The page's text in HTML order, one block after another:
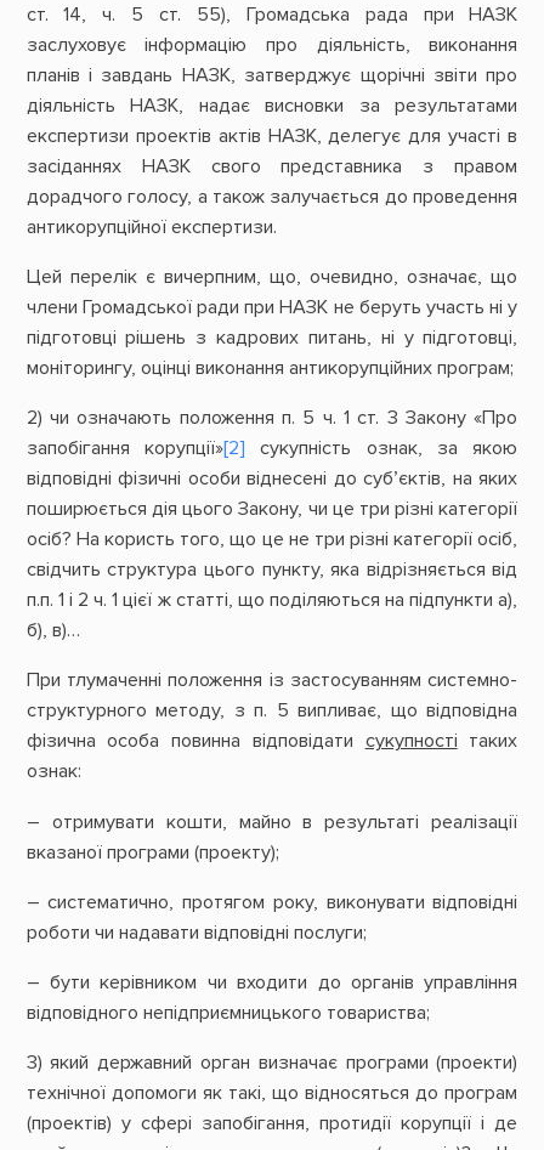
ст. 14, ч. 5 ст. 55), Громадська рада при НАЗК
заслуховує інформацію про діяльність, виконання
планів і завдань НАЗК, затверджує щорічні звіти про
діяльність НАЗК, надає висновки за результатами
експертизи проектів актів НАЗК, делегує для участі в
засіданнях НАЗК свого представника з правом
дорадчого голосу, а також залучається до проведення
антикорупційної експертизи.
Цей перелік є вичерпним, що, очевидно, означає, що
члени Громадської ради при НАЗК не беруть участь ні у
підготовці рішень з кадрових питань, ні у підготовці,
моніторингу, оцінці виконання антикорупційних програм;
2) чи означають положення п. 5 ч. 1 ст. 3 Закону «Про
запобігання корупції»[2] сукупність ознак, за якою
відповідні фізичні особи віднесені до суб’єктів, на яких
поширюється дія цього Закону, чи це три різні категорії
осіб? На користь того, що це не три різні категорії осіб,
свідчить структура цього пункту, яка відрізняється від
п.п. 1 і 2 ч. 1 цієї ж статті, що поділяються на підпункти а),
б), в)…
При тлумаченні положення із застосуванням системно-
структурного методу, з п. 5 випливає, що відповідна
фізична особа повинна відповідати сукупності таких
ознак:
– отримувати кошти, майно в результаті реалізації
вказаної програми (проекту);
– систематично, протягом року, виконувати відповідні
роботи чи надавати відповідні послуги;
– бути керівником чи входити до органів управління
відповідного непідприємницького товариства;
3) який державний орган визначає програми (проекти)
технічної допомоги як такі, що відносяться до програм
(проектів) у сфері запобігання, протидії корупції і де